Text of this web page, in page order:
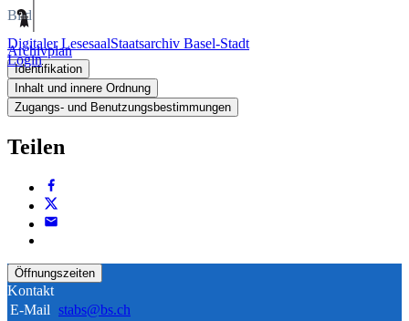
Digitaler LesesaalStaatsarchiv Basel-Stadt
Login
Bild
Archivplan
Identifikation
Inhalt und innere Ordnung
Zugangs- und Benutzungsbestimmungen
Teilen
Öffnungszeiten
Kontakt
E-Mail stabs@bs.ch